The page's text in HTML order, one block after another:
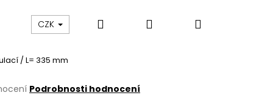
VÝPRODEJ Kontakty
CZK Hledat PřihlášeníNákupní
/ L= 335 mm
Podrobnosti hodnocení